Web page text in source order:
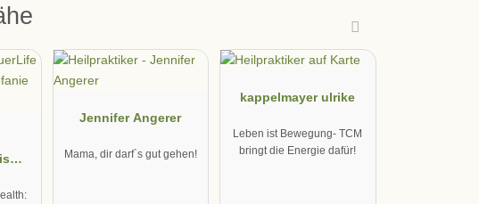
Jennifer Angerer
Mama, dir darf`s gut gehen!
kappelmayer ulrike
Leben ist Bewegung- TCM
bringt die Energie dafür!